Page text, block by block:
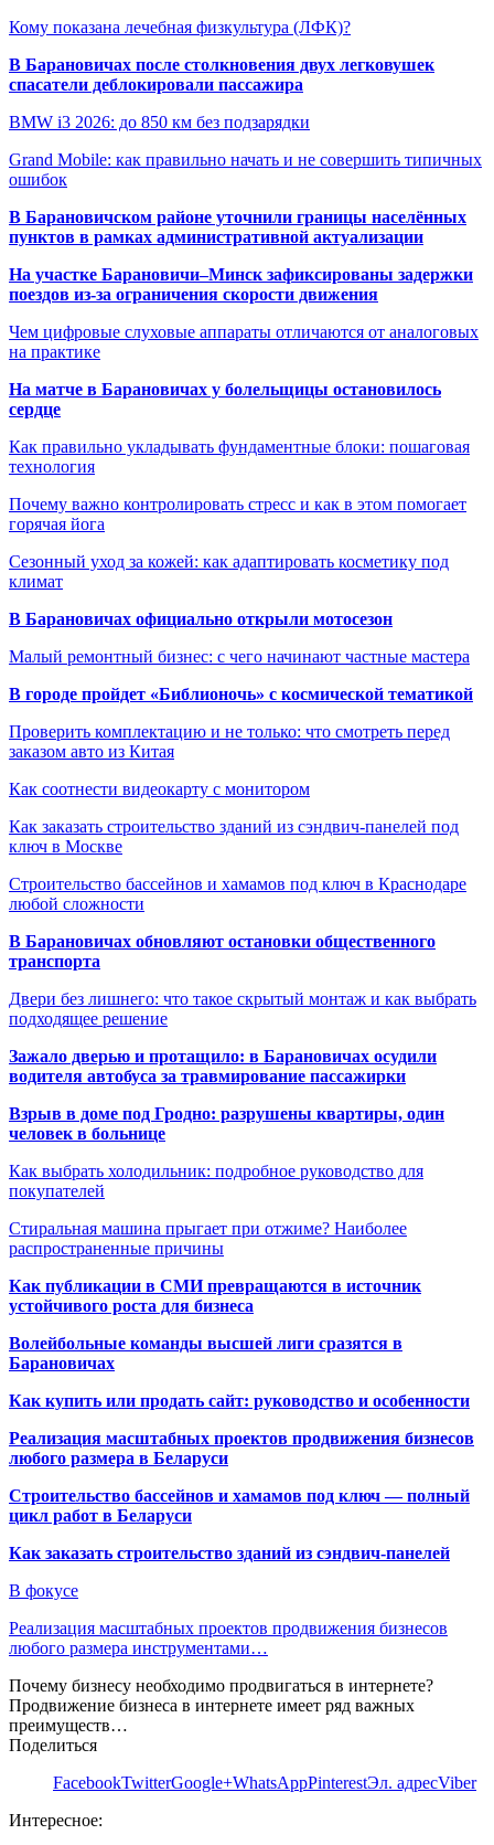
Кому показана лечебная физкультура (ЛФК)?
В Барановичах после столкновения двух легковушек
спасатели деблокировали пассажира
BMW i3 2026: до 850 км без подзарядки
Grand Mobile: как правильно начать и не совершить типичных
ошибок
В Барановичском районе уточнили границы населённых
пунктов в рамках административной актуализации
На участке Барановичи–Минск зафиксированы задержки
поездов из-за ограничения скорости движения
Чем цифровые слуховые аппараты отличаются от аналоговых
на практике
На матче в Барановичах у болельщицы остановилось
сердце
Как правильно укладывать фундаментные блоки: пошаговая
технология
Почему важно контролировать стресс и как в этом помогает
горячая йога
Сезонный уход за кожей: как адаптировать косметику под
климат
В Барановичах официально открыли мотосезон
Малый ремонтный бизнес: с чего начинают частные мастера
В городе пройдет «Библионочь» с космической тематикой
Проверить комплектацию и не только: что смотреть перед
заказом авто из Китая
Как соотнести видеокарту с монитором
Как заказать строительство зданий из сэндвич-панелей под
ключ в Москве
Строительство бассейнов и хамамов под ключ в Краснодаре
любой сложности
В Барановичах обновляют остановки общественного
транспорта
Двери без лишнего: что такое скрытый монтаж и как выбрать
подходящее решение
Зажало дверью и протащило: в Барановичах осудили
водителя автобуса за травмирование пассажирки
Взрыв в доме под Гродно: разрушены квартиры, один
человек в больнице
Как выбрать холодильник: подробное руководство для
покупателей
Стиральная машина прыгает при отжиме? Наиболее
распространенные причины
Как публикации в СМИ превращаются в источник
устойчивого роста для бизнеса
Волейбольные команды высшей лиги сразятся в
Барановичах
Как купить или продать сайт: руководство и особенности
Реализация масштабных проектов продвижения бизнесов
любого размера в Беларуси
Строительство бассейнов и хамамов под ключ — полный
цикл работ в Беларуси
Как заказать строительство зданий из сэндвич-панелей
В фокусе
Реализация масштабных проектов продвижения бизнесов
любого размера инструментами…
Почему бизнесу необходимо продвигаться в интернете?
Продвижение бизнеса в интернете имеет ряд важных
преимуществ…
Поделиться
FacebookTwitterGoogle+WhatsAppPinterestЭл. адресViber
Интересное: